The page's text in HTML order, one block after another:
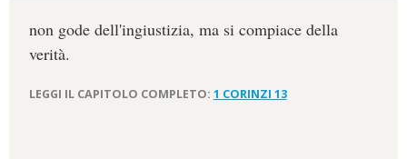
non gode dell'ingiustizia, ma si compiace della
verità.
LEGGI IL CAPITOLO COMPLETO: 1 CORINZI 13